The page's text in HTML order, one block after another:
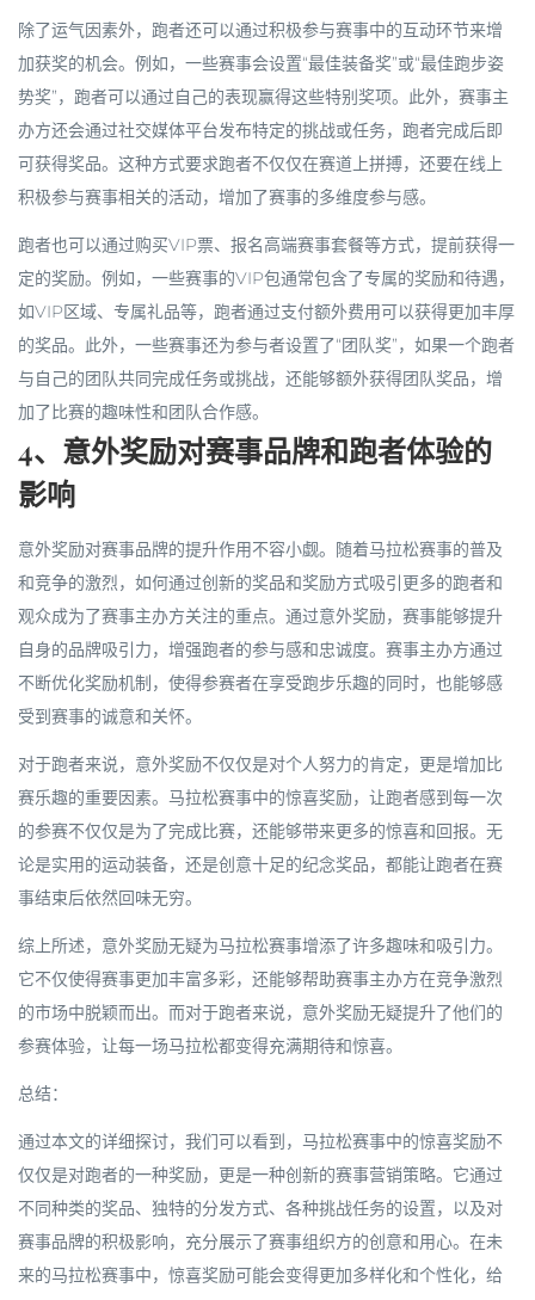
除了运气因素外，跑者还可以通过积极参与赛事中的互动环节来增
加获奖的机会。例如，一些赛事会设置“最佳装备奖”或“最佳跑步姿
势奖”，跑者可以通过自己的表现赢得这些特别奖项。此外，赛事主
办方还会通过社交媒体平台发布特定的挑战或任务，跑者完成后即
可获得奖品。这种方式要求跑者不仅仅在赛道上拼搏，还要在线上
积极参与赛事相关的活动，增加了赛事的多维度参与感。
跑者也可以通过购买VIP票、报名高端赛事套餐等方式，提前获得一
定的奖励。例如，一些赛事的VIP包通常包含了专属的奖励和待遇，
如VIP区域、专属礼品等，跑者通过支付额外费用可以获得更加丰厚
的奖品。此外，一些赛事还为参与者设置了“团队奖”，如果一个跑者
与自己的团队共同完成任务或挑战，还能够额外获得团队奖品，增
加了比赛的趣味性和团队合作感。
4、意外奖励对赛事品牌和跑者体验的
影响
意外奖励对赛事品牌的提升作用不容小觑。随着马拉松赛事的普及
和竞争的激烈，如何通过创新的奖品和奖励方式吸引更多的跑者和
观众成为了赛事主办方关注的重点。通过意外奖励，赛事能够提升
自身的品牌吸引力，增强跑者的参与感和忠诚度。赛事主办方通过
不断优化奖励机制，使得参赛者在享受跑步乐趣的同时，也能够感
受到赛事的诚意和关怀。
对于跑者来说，意外奖励不仅仅是对个人努力的肯定，更是增加比
赛乐趣的重要因素。马拉松赛事中的惊喜奖励，让跑者感到每一次
的参赛不仅仅是为了完成比赛，还能够带来更多的惊喜和回报。无
论是实用的运动装备，还是创意十足的纪念奖品，都能让跑者在赛
事结束后依然回味无穷。
综上所述，意外奖励无疑为马拉松赛事增添了许多趣味和吸引力。
它不仅使得赛事更加丰富多彩，还能够帮助赛事主办方在竞争激烈
的市场中脱颖而出。而对于跑者来说，意外奖励无疑提升了他们的
参赛体验，让每一场马拉松都变得充满期待和惊喜。
总结：
通过本文的详细探讨，我们可以看到，马拉松赛事中的惊喜奖励不
仅仅是对跑者的一种奖励，更是一种创新的赛事营销策略。它通过
不同种类的奖品、独特的分发方式、各种挑战任务的设置，以及对
赛事品牌的积极影响，充分展示了赛事组织方的创意和用心。在未
来的马拉松赛事中，惊喜奖励可能会变得更加多样化和个性化，给